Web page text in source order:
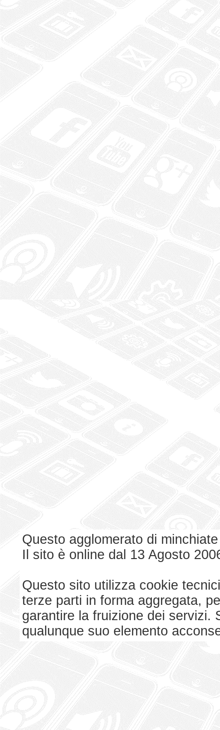
Questo agglomerato di
Il sito è online dal 13 Agosto
Questo sito utilizza cookie
terze parti in forma aggregata,
garantire la fruizione dei servizi.
qualunque suo elemento